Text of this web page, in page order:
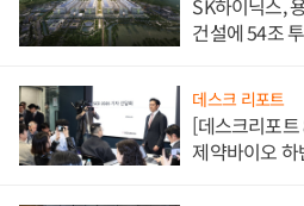
건설에 54조
데스크 리포트
[데스크리포
제약바이오